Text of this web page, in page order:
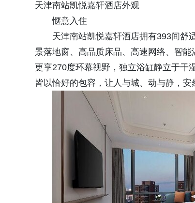
天津南站凯悦嘉轩酒店外观
惬意入住
天津南站凯悦嘉轩酒店拥有393间舒
景落地窗、高品质床品、高速网络、智
更享270度环幕视野，独立浴缸静立于干
皆以恰好的包容，让人与城、动与静，安